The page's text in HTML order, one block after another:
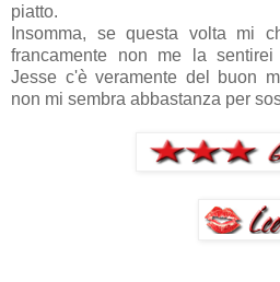
piatto.
Insomma, se questa volta mi
francamente non me la
Jesse c'è veramente del buon
non mi sembra abbastanza per